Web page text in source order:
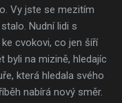
Vy jste se mezitím
Nudní lidi s
cvokovi, co jen šíří
byli na mizině, hledajíc
která hledala svého
nabírá nový směr.